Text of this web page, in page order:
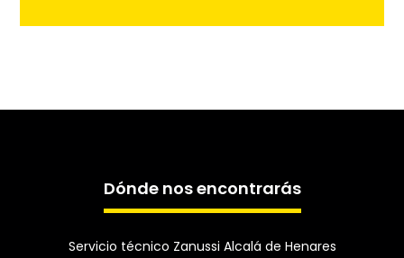
Dónde nos encontrarás
Servicio técnico Zanussi Alcalá de Henares